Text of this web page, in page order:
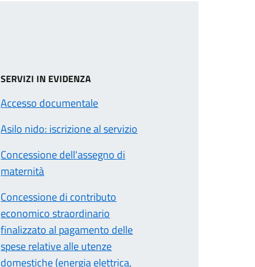
SERVIZI IN EVIDENZA
Accesso documentale
Asilo nido: iscrizione al servizio
Concessione dell'assegno di
maternità
Concessione di contributo
economico straordinario
finalizzato al pagamento delle
spese relative alle utenze
domestiche (energia elettrica,